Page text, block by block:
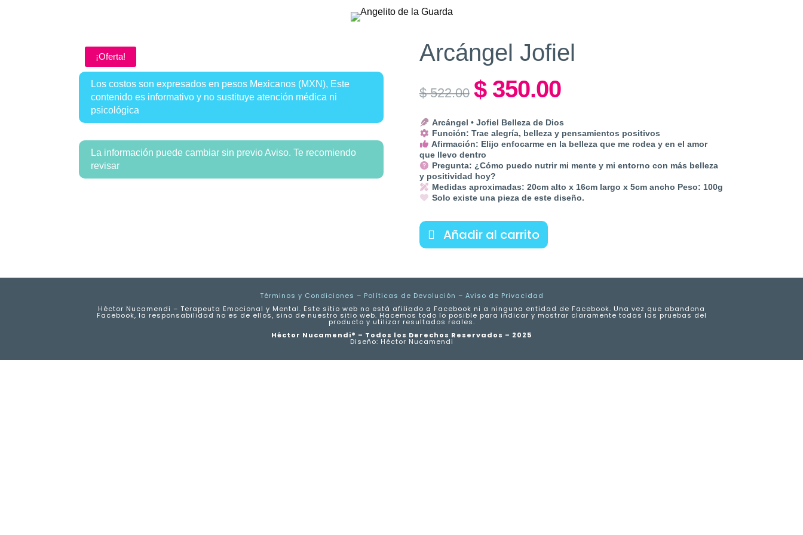
¡Oferta!
Los costos son expresados en pesos Mexicanos (MXN), Este
contenido es informativo y no sustituye atención médica ni
psicológica
La información puede cambiar sin previo Aviso. Te recomiendo
revisar
Arcángel Jofiel
$522.00 Original
price
$ 522.00.
$350.00Current
$ 350.00.
Arcángel • Jofiel Belleza de Dios
Función: Trae alegría, belleza y pensamientos positivos
Afirmación: Elijo enfocarme en la belleza que me rodea y en el amor
que llevo dentro
Pregunta: ¿Cómo puedo nutrir mi mente y mi entorno con más belleza
y positividad hoy?
Medidas aproximadas: 20cm alto x 16cm largo x 5cm ancho Peso: 100g
Solo existe una pieza de este diseño.
Añadir al carrito
Términos y Condiciones – Políticas de Devolución – Aviso de Privacidad
Héctor Nucamendi – Terapeuta Emocional y Mental. Este sitio web no está afiliado a Facebook ni a ninguna entidad de Facebook. Una vez que abandona
Facebook, la responsabilidad no es de ellos, sino de nuestro sitio web. Hacemos todo lo posible para indicar y mostrar claramente todas las pruebas del
producto y utilizar resultados reales.
Héctor Nucamendi® – Todos los Derechos Reservados – 2025
Diseño: Héctor Nucamendi